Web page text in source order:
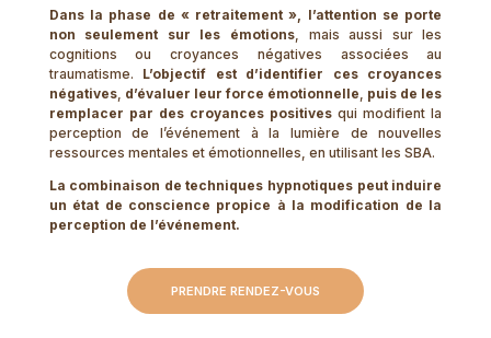
Dans la phase de « retraitement », l’attention se porte
non seulement sur les émotions, mais aussi sur les
cognitions ou croyances négatives associées au
traumatisme. L’objectif est d’identifier ces croyances
négatives, d’évaluer leur force émotionnelle, puis de les
remplacer par des croyances positives qui modifient la
perception de l’événement à la lumière de nouvelles
ressources mentales et émotionnelles, en utilisant les SBA.
La combinaison de techniques hypnotiques peut induire
un état de conscience propice à la modification de la
perception de l’événement.
PRENDRE RENDEZ-VOUS